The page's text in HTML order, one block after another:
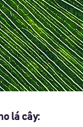
lá cây: